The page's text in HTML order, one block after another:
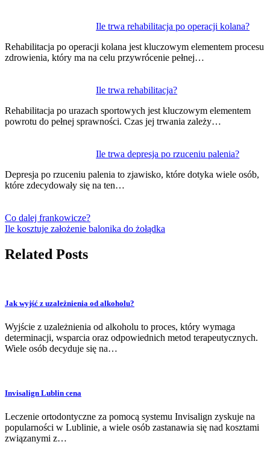
Ile trwa rehabilitacja po operacji kolana?
Rehabilitacja po operacji kolana jest kluczowym elementem procesu
zdrowienia, który ma na celu przywrócenie pełnej…
Ile trwa rehabilitacja?
Rehabilitacja po urazach sportowych jest kluczowym elementem
powrotu do pełnej sprawności. Czas jej trwania zależy…
Ile trwa depresja po rzuceniu palenia?
Depresja po rzuceniu palenia to zjawisko, które dotyka wiele osób,
które zdecydowały się na ten…
Co dalej frankowicze?
Ile kosztuje założenie balonika do żołądka
Related Posts
Jak wyjść z uzależnienia od alkoholu?
Wyjście z uzależnienia od alkoholu to proces, który wymaga
determinacji, wsparcia oraz odpowiednich metod terapeutycznych.
Wiele osób decyduje się na…
Invisalign Lublin cena
Leczenie ortodontyczne za pomocą systemu Invisalign zyskuje na
popularności w Lublinie, a wiele osób zastanawia się nad kosztami
związanymi z…